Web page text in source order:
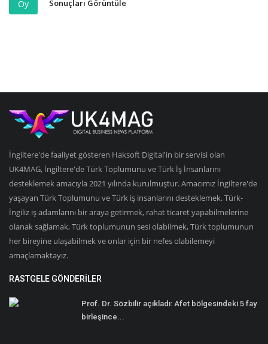
Oy Sonuçları Görüntüle
İngiltere'de faaliyet gösteren Haksoft Digital'in bir servisi olan
UK4MAG, İngiltere'de Türk Toplumunu ve Türk İş İnsanlarını
desteklemek amacıyla 2021 yılında kurulmuştur. Amacımız İngiltere'de
yaşayan Türk Toplumunu ve Türk iş insanlarını desteklemek. Türk-
İngiliz iş adamlarını bir araya getirmek, rahat ticaret yapabilmelerine
olanak sağlamak, Türk toplumunun sesi olabilmek, Türk toplumunun
her bireyine ulaşabilmek ve onlar için bir nefes olabilemeyi
amaçlamaktayız.
RASTGELE GÖNDERILER
Prof. Dr. Sözbilir açıkladı: Afet bölgesindeki 5 fay
birleşince...